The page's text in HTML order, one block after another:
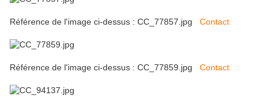
Référence de l'image ci-dessus : CC_77857.jpg Contact
Référence de l'image ci-dessus : CC_77859.jpg Contact